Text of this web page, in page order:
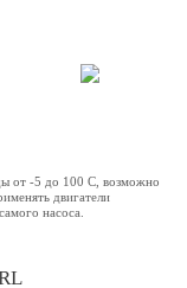
от -5 до 100 C, возможно
двигатели
насоса.